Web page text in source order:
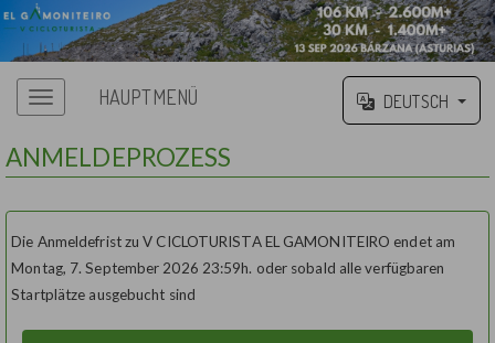
HAUPTMENÜ DEUTSCH
ANMELDEPROZESS
Die Anmeldefrist zu V CICLOTURISTA EL GAMONITEIRO endet am
Montag, 7. September 2026 23:59h. oder sobald alle verfügbaren
Startplätze ausgebucht sind